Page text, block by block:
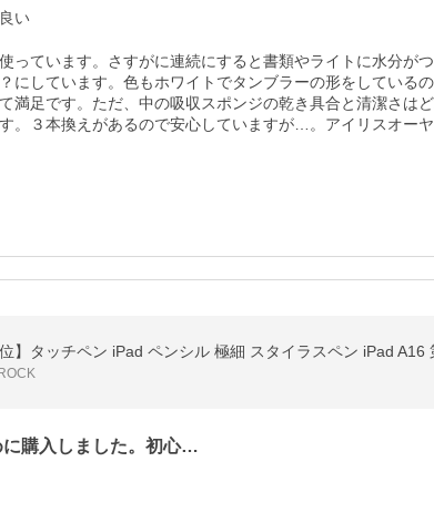
良い
っています。さすがに連続にすると書類やライトに水分が
にしています。色もホワイトでタンブラーの形をしている
満足です。ただ、中の吸収スポンジの乾き具合と清潔さは
。３本換えがあるので安心していますが…。アイリスオー
購入しました。初心…